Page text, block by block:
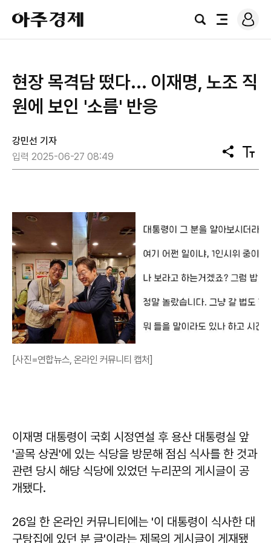
아
주
경
검
전
로
그
현장 목격담 떴다... 이재명, 노조 직
원에 보인 '소름' 반응
강민선 기자
입력 2025-06-27 08:49
공
유
텍
스
[사진=연합뉴스, 온라인 커뮤니티 캡처]
이재명 대통령이 국회 시정연설 후 용산 대통령실 앞
'골목 상권'에 있는 식당을 방문해 점심 식사를 한 것과
관련 당시 해당 식당에 있었던 누리꾼의 게시글이 공
개됐다.
26일 한 온라인 커뮤니티에는 '이 대통령이 식사한 대
구탕집에 있던 분 글'이라는 제목의 게시글이 게재됐